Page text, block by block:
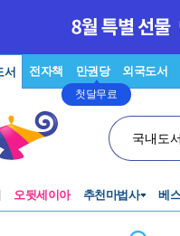
서 전자책 만권당
첫달무료
외국도서
국내도
오뒷세이아 추천마법사 베